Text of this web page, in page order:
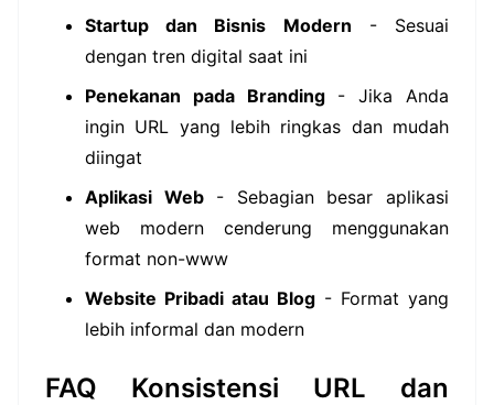
Startup dan Bisnis Modern - Sesuai
dengan tren digital saat ini
Penekanan pada Branding- Jika Anda
ingin URL yang lebih ringkas dan mudah
diingat
Aplikasi Web- Sebagian besar aplikasi
web modern cenderung menggunakan
format non-www
Website Pribadi atau Blog - Format yang
lebih informal dan modern
FAQ Konsistensi URL dan